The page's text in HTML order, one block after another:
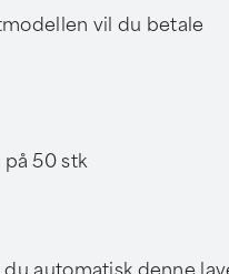
vil du betale
50 stk